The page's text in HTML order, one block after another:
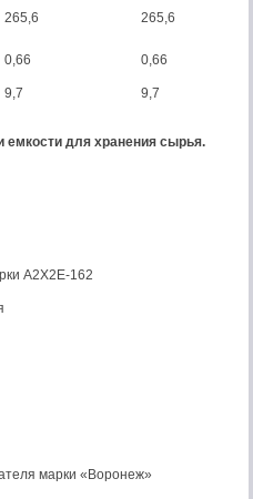
265,6 265,6
0,66
9,7
0,66
9,7
емкости для хранения сырья.
А2Х2Е-162
марки «Воронеж»